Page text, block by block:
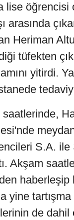
lise öğrencisi
arasında
Heriman
tüfekten
yitirdi.
saatlerinde,
S.A.
Akşam
haberleşip
yine tartışma
de dahil